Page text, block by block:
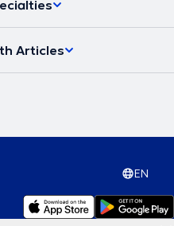
Articles
EN